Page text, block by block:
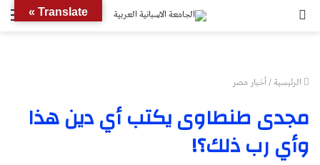
الرئيسية/أخبار مصر
مجدى طنطاوى يكتب أي دين هذا
وأي رب ذلك؟!
Translate »